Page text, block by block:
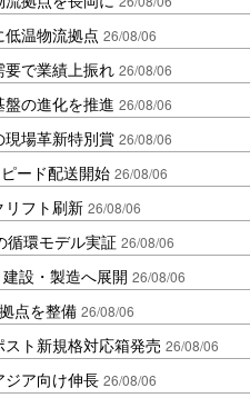
温物流拠点 26/08/06
要で業績上振れ 26/08/06
の進化を推進 26/08/06
場革新特別賞 26/08/06
ード配送開始 26/08/06
リフト刷新 26/08/06
循環モデル実証 26/08/06
設・製造へ展開 26/08/06
点を整備 26/08/06
ト新規格対応箱発売 26/08/06
ア向け伸長 26/08/06